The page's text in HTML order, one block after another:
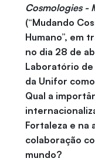
Cosmologies -
(“Mudando
Humano”, em
no dia 28 de
Laboratório de
da Unifor
Qual a
Fortaleza e na
colaboração
mundo?